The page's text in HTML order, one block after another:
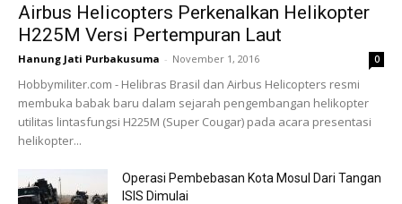
Airbus Helicopters Perkenalkan Helikopter
H225M Versi Pertempuran Laut
Hanung Jati Purbakusuma - November 1, 2016 0
Hobbymiliter.com - Helibras Brasil dan Airbus Helicopters resmi
membuka babak baru dalam sejarah pengembangan helikopter
utilitas lintasfungsi H225M (Super Cougar) pada acara presentasi
helikopter...
Operasi Pembebasan Kota Mosul Dari Tangan
ISIS Dimulai